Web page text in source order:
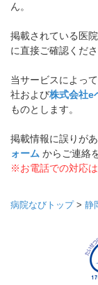
ん。
掲載されている医
に直接ご確認くださ
当サービスによっ
社および株式会社e
ものとします。
掲載情報に誤りが
ォーム からご連絡
※お電話での対応
病院なびトップ> 静